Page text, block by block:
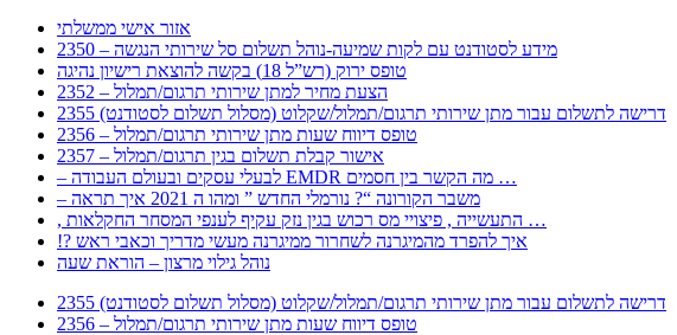
אזור אישי ממשלתי
2350 – מידע לסטודנט עם לקות שמיעה-נוהל תשלום סל שירותי הנגשה
טופס ירוק (רש”ל 18) בקשה להוצאת רישיון נהיגה
2352 – הצעת מחיר למתן שירותי תרגום/תמלול
2355 דרישה לתשלום עבור מתן שירותי תרגום/תמלול/שקלוט (מסלול תשלום לסטודנט)
2356 – טופס דיווח שעות מתן שירותי תרגום/תמלול
2357 – אישור קבלת תשלום בגין תרגום/תמלול
– לבעלי עסקים ובעולם העבודה EMDR מה הקשר בין חסמים …
– משבר הקורונה “? נורמלי החדש ” ומהו ה 2021 איך תראה
, התעשייה , פיצויי מס רכוש בגין נזק עקיף לענפי המסחר החקלאות …
!? איך להפרד מהמיגרנה לשחרור ממיגרנה מעשי מדריך וכאבי ראש
נוהל גילוי מרצון – הוראת שעה
2355 דרישה לתשלום עבור מתן שירותי תרגום/תמלול/שקלוט (מסלול תשלום לסטודנט)
2356 – טופס דיווח שעות מתן שירותי תרגום/תמלול